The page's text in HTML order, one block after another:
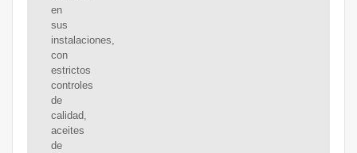
en
sus
instalaciones,
con
estrictos
controles
de
calidad,
aceites
de